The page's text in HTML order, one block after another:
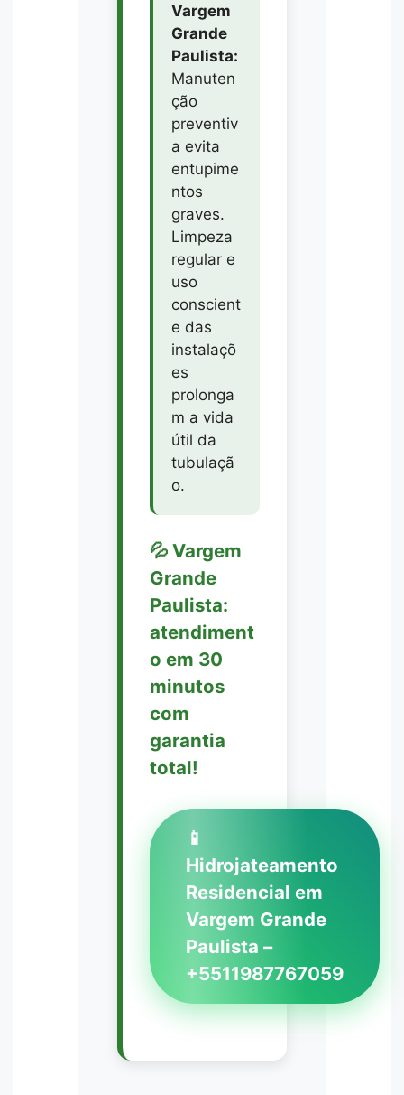
Vargem
Grande
Paulista:
Manuten
ção
preventiv
a evita
entupime
ntos
graves.
Limpeza
regular e
uso
conscient
e das
instalaçõ
es
prolonga
m a vida
útil da
tubulaçã
o.
💦 Vargem
Grande
Paulista:
atendiment
o em 30
minutos
com
garantia
total!
📱
Hidrojateamento
Residencial em
Vargem Grande
Paulista –
+5511987767059